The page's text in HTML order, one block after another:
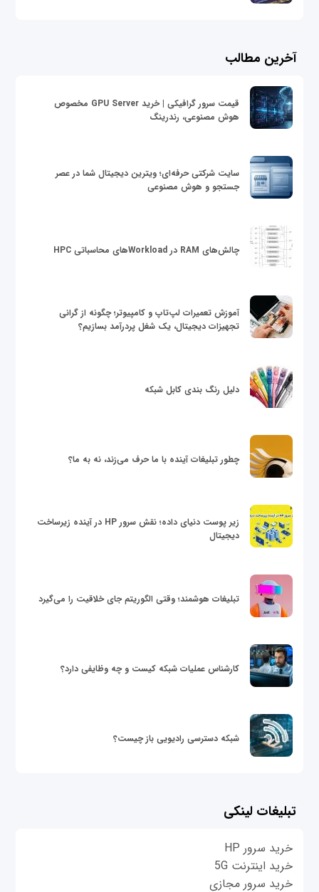
آخرین مطالب
قیمت سرور گرافیکی | خرید GPU Server مخصوص
هوش مصنوعی، رندرینگ
سایت شرکتی حرفه‌ای؛ ویترین دیجیتال شما در عصر
جستجو و هوش مصنوعی
چالش‌های RAM در Workloadهای محاسباتی HPC
آموزش تعمیرات لپ‌تاپ و کامپیوتر؛ چگونه از گرانی
تجهیزات دیجیتال، یک شغل پردرآمد بسازیم؟
دلیل رنگ بندی کابل شبکه
چطور تبلیغات آینده با ما حرف می‌زند، نه به ما؟
زیر پوست دنیای داده؛ نقش سرور HP در آینده زیرساخت
دیجیتال
تبلیغات هوشمند؛ وقتی الگوریتم جای خلاقیت را می‌گیرد
کارشناس عملیات شبکه کیست و چه وظایفی دارد؟
شبکه دسترسی رادیویی باز چیست؟
تبلیغات لینکی
خرید سرور HP
خرید اینترنت 5G
خرید سرور مجازی